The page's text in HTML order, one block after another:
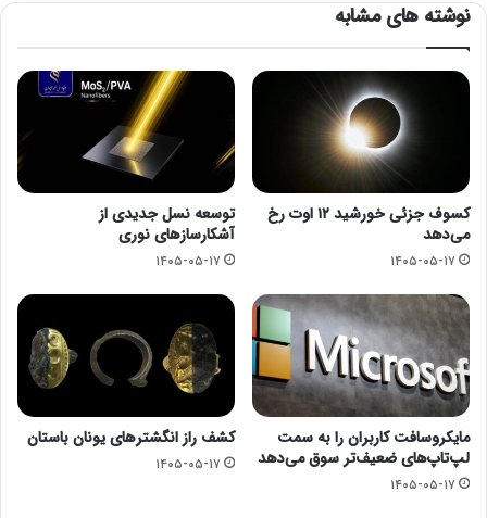
نوشته های مشابه
کسوف جزئی خورشید ۱۲ اوت رخ
می‌دهد
۱۴۰۵-۰۵-۱۷
توسعه نسل جدیدی از
آشکارسازهای نوری
۱۴۰۵-۰۵-۱۷
مایکروسافت کاربران را به سمت
لپ‌تاپ‌های ضعیف‌تر سوق می‌دهد
۱۴۰۵-۰۵-۱۷
کشف راز انگشترهای یونان باستان
۱۴۰۵-۰۵-۱۷